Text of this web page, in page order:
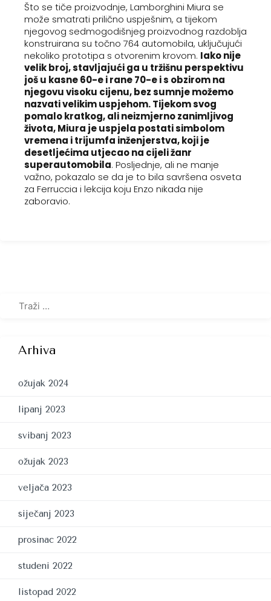
Što se tiče proizvodnje, Lamborghini Miura se
može smatrati prilično uspješnim, a tijekom
njegovog sedmogodišnjeg proizvodnog razdoblja
konstruirana su točno 764 automobila, uključujući
nekoliko prototipa s otvorenim krovom. Iako nije
velik broj, stavljajući ga u tržišnu perspektivu
još u kasne 60-e i rane 70-e i s obzirom na
njegovu visoku cijenu, bez sumnje možemo
nazvati velikim uspjehom. Tijekom svog
pomalo kratkog, ali neizmjerno zanimljivog
života, Miura je uspjela postati simbolom
vremena i trijumfa inženjerstva, koji je
desetljećima utjecao na cijeli žanr
superautomobila. Posljednje, ali ne manje
važno, pokazalo se da je to bila savršena osveta
za Ferruccia i lekcija koju Enzo nikada nije
zaboravio.
Arhiva
ožujak 2024
lipanj 2023
svibanj 2023
ožujak 2023
veljača 2023
siječanj 2023
prosinac 2022
studeni 2022
listopad 2022